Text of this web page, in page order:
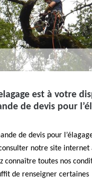
est à votre
de devis pour
de devis pour
notre site
connaître toutes nos
de renseigner certaines